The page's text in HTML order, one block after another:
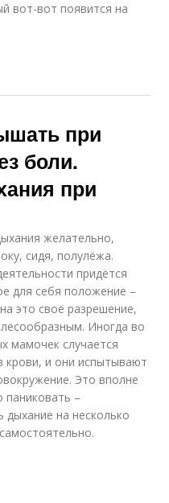
вот-вот появится на
при
боли.
при
желательно,
сидя, полулёжа.
придётся
для себя положение –
это своё разрешение,
Иногда во
мамочек случается
крови, и они испытывают
Это вполне
паниковать –
на несколько